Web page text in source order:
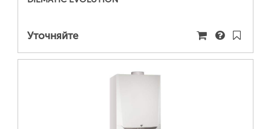
Уточняйте